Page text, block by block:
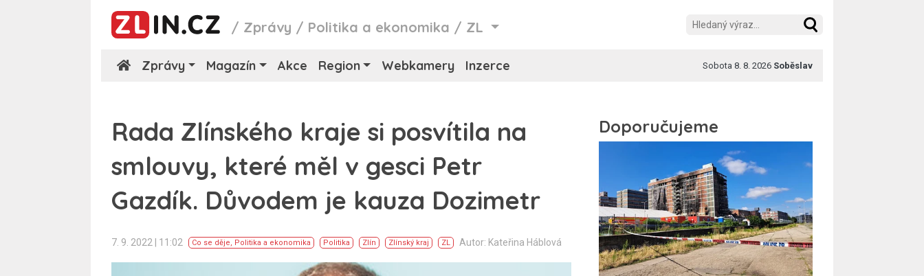
/ Zprávy / Politika a ekonomika / ZL
Zprávy Magazín Akce Region Webkamery Inzerce Sobota 8. 8. 2026 Soběslav
Rada Zlínského kraje si posvítila na
smlouvy, které měl v gesci Petr
Gazdík. Důvodem je kauza Dozimetr
7. 9. 2022 | 11:02 Co se děje, Politika a ekonomika Politika Zlín Zlínský kraj ZL Autor: Kateřina Háblová